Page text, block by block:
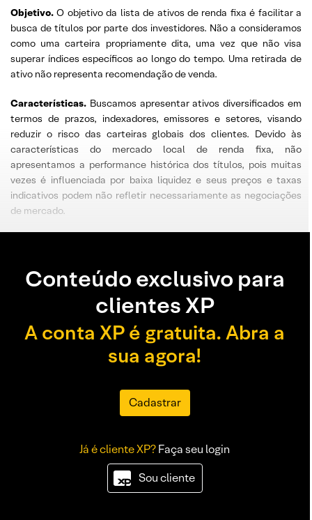
Objetivo.O objetivo da lista de ativos de renda fixa é facilitar a
busca de títulos por parte dos investidores. Não a consideramos
como uma carteira propriamente dita, uma vez que não visa
superar índices específicos ao longo do tempo. Uma retirada de
ativo não representa recomendação de venda.
Características. Buscamos apresentar ativos diversificados em
termos de prazos, indexadores, emissores e setores, visando
reduzir o risco das carteiras globais dos clientes. Devido às
características do mercado local de renda fixa, não
apresentamos a performance histórica dos títulos, pois muitas
vezes é influenciada por baixa liquidez e seus preços e taxas
indicativos podem não refletir necessariamente as negociações
de mercado.
Conteúdo exclusivo para
clientes XP
A conta XP é gratuita. Abra a
sua agora!
Cadastrar
Já é cliente XP?Faça seu login
Sou cliente